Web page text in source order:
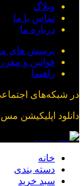
وبلاگ
تماس با ما
درباره ما
پرسش های
قوانین و
راهنما
در شبکه‌های
دانلود اپلیکیشن مس
خانه
دسته بندی
سبد خرید